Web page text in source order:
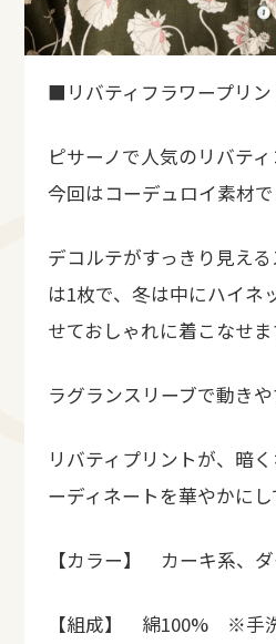
■リバティフラワープリン
ピサーノで人気のリバティ
今回はコーデュロイ素材で
デコルテがすっきり見え
は1枚で、冬は中にハイネ
せておしゃれに着こなせま
ラグランスリーブで動き
リバティプリントが、暗
ーディネートを華やかにし
【カラー】 カーキ系、
【組成】 綿100% ※手